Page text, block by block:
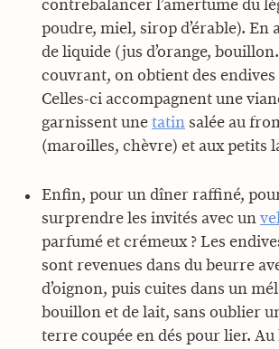
contrebalancer l’amertume du
poudre, miel, sirop d’érable). En
de liquide (jus d’orange,
couvrant, on obtient des endives
Celles-ci accompagnent une
garnissent une tatin salée au
(maroilles, chèvre) et aux petits
Enfin, pour un dîner raffiné,
surprendre les invités avec un
parfumé et crémeux ? Les
sont revenues dans du beurre
d’oignon, puis cuites dans un
bouillon et de lait, sans oublier
terre coupée en dés pour lier. Au